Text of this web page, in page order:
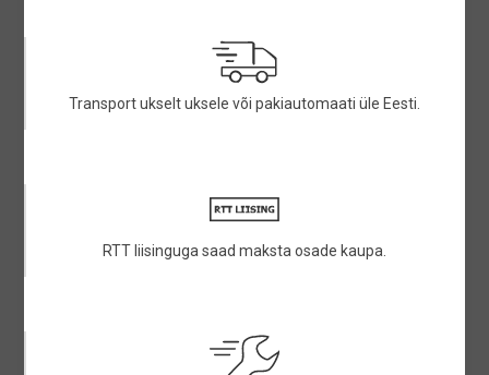
Transport ukselt uksele või pakiautomaati üle Eesti.
RTT liisinguga saad maksta osade kaupa.